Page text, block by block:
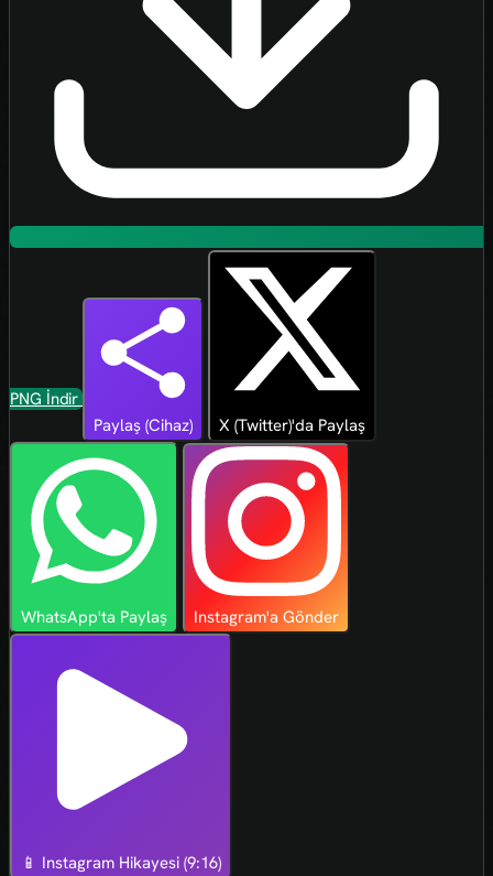
PNG İndir
Paylaş (Cihaz)
X (Twitter)'da Paylaş
WhatsApp'ta Paylaş Instagram'a Gönder
📱 Instagram Hikayesi (9:16)